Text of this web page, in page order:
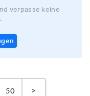
verpasse keine
50 >